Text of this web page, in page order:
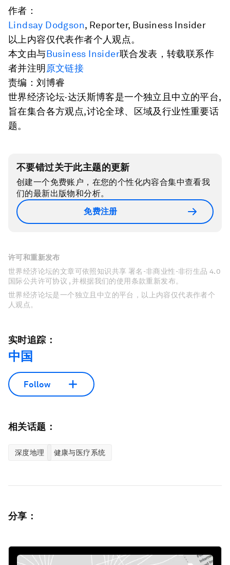
作者：
Lindsay Dodgson, Reporter, Business Insider
以上内容仅代表作者个人观点。
本文由与Business Insider联合发表，转载联系作
者并注明 原文链接
责编：刘博睿
世界经济论坛·达沃斯博客是一个独立且中立的平台,
旨在集合各方观点,讨论全球、区域及行业性重要话
题。
不要错过关于此主题的更新
创建一个免费账户，在您的个性化内容合集中查看我
们的最新出版物和分析。
免费注册
许可和重新发布
世界经济论坛的文章可依照知识共享 署名-非商业性-非衍生品 4.0
国际公共许可协议 , 并根据我们的使用条款重新发布。
世界经济论坛是一个独立且中立的平台，以上内容仅代表作者个
人观点。
实时追踪：
中国
Follow
相关话题：
深度地理 健康与医疗系统
分享：